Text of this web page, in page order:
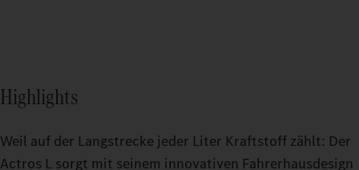
Highlights
Weil auf der Langstrecke jeder Liter Kraftstoff zählt: Der
Actros L sorgt mit seinem innovativen Fahrerhausdesign